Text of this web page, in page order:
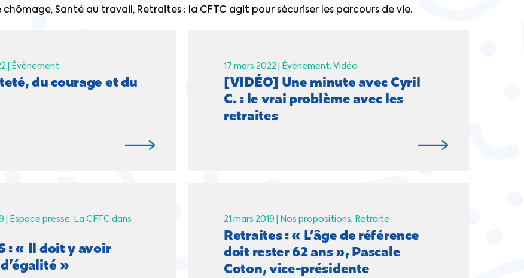
chômage, Santé au travail, Retraites : la CFTC agit pour sécuriser les parcours de vie.
| Évènement
du courage et du
17 mars 2022 | Évènement Vidéo
[VIDÉO] Une minute avec Cyril
C. : le vrai problème avec les
retraites
| Espace presse
La CFTC dans
: « Il doit y avoir
»
21 mars 2019 | Nos propositions Retraite
Retraites : « L’âge de référence
doit rester 62 ans », Pascale
Coton, vice-présidente